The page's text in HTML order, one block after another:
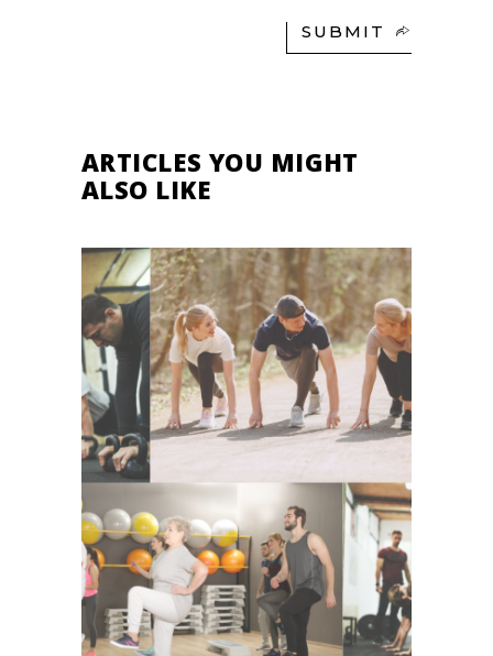
SUBMIT
ARTICLES YOU MIGHT
ALSO LIKE